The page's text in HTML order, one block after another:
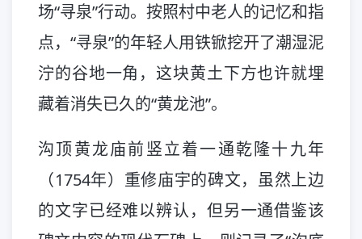
场“寻泉”行动。按照村中老人的记忆和指
点，“寻泉”的年轻人用铁锨挖开了潮湿泥
泞的谷地一角，这块黄土下方也许就埋
藏着消失已久的“黄龙池”。
沟顶黄龙庙前竖立着一通乾隆十九年
（1754年）重修庙宇的碑文，虽然上边
的文字已经难以辨认，但另一通借鉴该